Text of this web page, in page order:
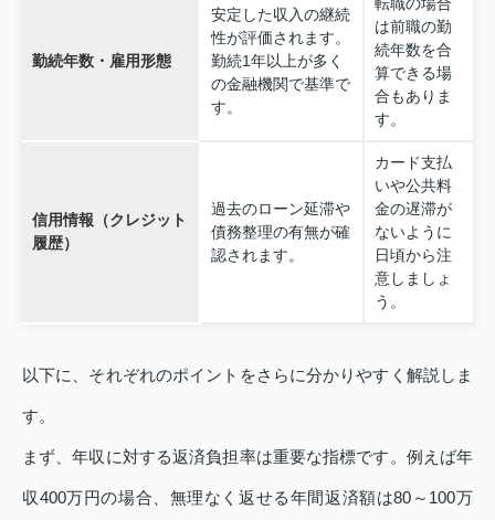
勤続年数・雇用形態
安定した収入の継続
性が評価されます。
勤続1年以上が多く
の金融機関で基準で
す。
は前職の勤
続年数を合
算できる場
合もありま
す。
信用情報（クレジット
履歴）
過去のローン延滞や
債務整理の有無が確
認されます。
カード支払
いや公共料
金の遅滞が
ないように
日頃から注
意しましょ
う。
以下に、それぞれのポイントをさらに分かりやすく解説しま
す。
まず、年収に対する返済負担率は重要な指標です。例えば年
収400万円の場合、無理なく返せる年間返済額は80～100万